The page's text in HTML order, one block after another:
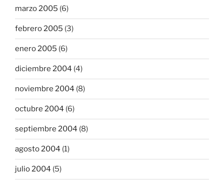
marzo 2005 (6)
febrero 2005 (3)
enero 2005 (6)
diciembre 2004 (4)
noviembre 2004 (8)
octubre 2004 (6)
septiembre 2004 (8)
agosto 2004 (1)
julio 2004 (5)